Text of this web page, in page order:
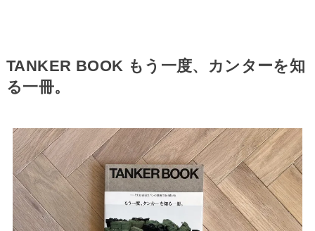
TANKER BOOK もう一度、カンターを知
る一冊。